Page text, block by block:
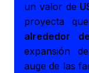
un valor de
proyecta
alrededor
expansión
auge de las